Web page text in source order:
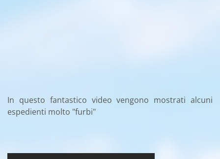
In questo fantastico video vengono mostrati alcuni
espedienti molto "furbi"